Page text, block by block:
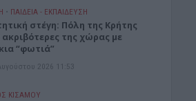
• ΠΑΙΔΕΙΑ - ΕΚΠΑΙΔΕΥΣΗ
στέγη: Πόλη της Κρήτης
ακριβότερες της χώρας με
“φωτιά”
2026 11:53
ΚΙΣΆΜΟΥ